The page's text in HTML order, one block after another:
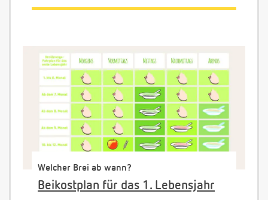
Welcher Brei ab wann?
Beikostplan für das 1. Lebensjahr